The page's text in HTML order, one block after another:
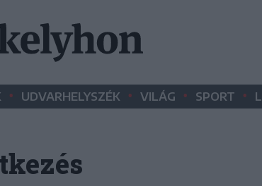
• UDVARHELYSZÉK • VILÁG • SPORT •